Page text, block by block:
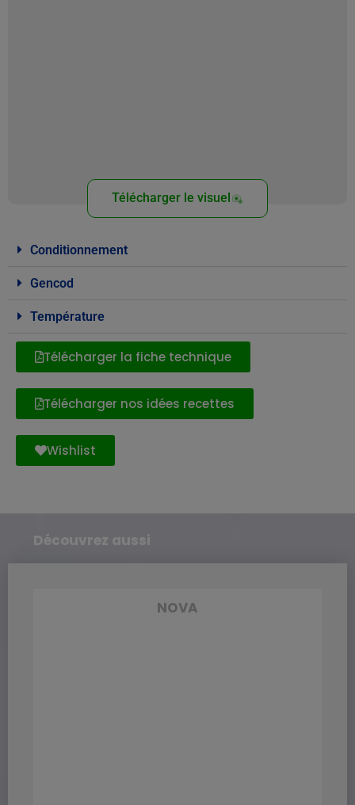
Télécharger le visuel
Conditionnement
Gencod
Température
Télécharger la fiche technique
Télécharger nos idées recettes
Wishlist
Découvrez aussi
NOVA